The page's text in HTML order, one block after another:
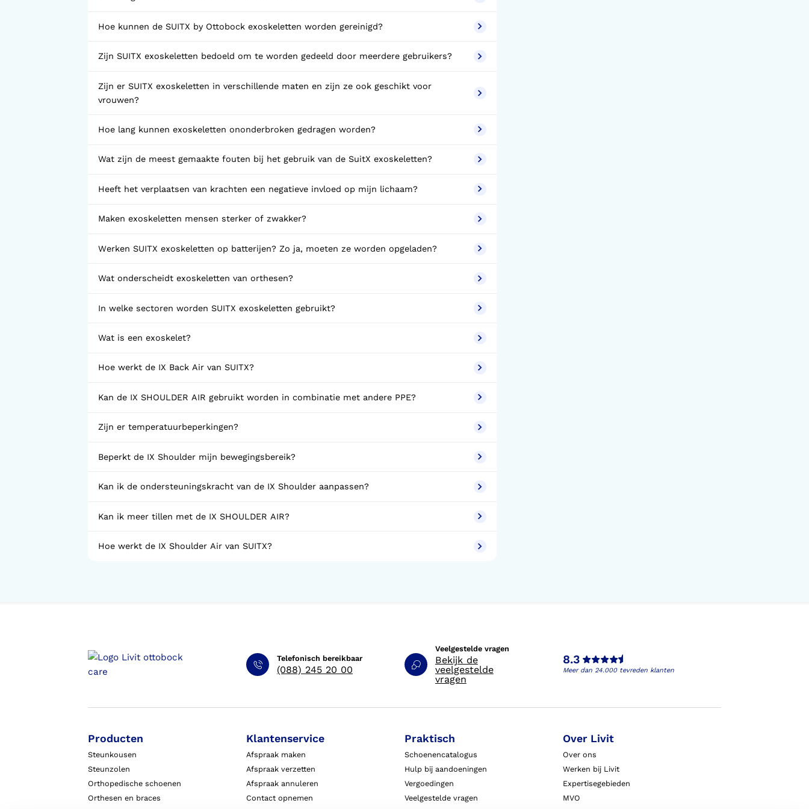
Hoe kunnen de SUITX by Ottobock exoskeletten worden gereinigd?
Zijn SUITX exoskeletten bedoeld om te worden gedeeld door meerdere gebruikers?
Zijn er SUITX exoskeletten in verschillende maten en zijn ze ook geschikt voor
vrouwen?
Hoe lang kunnen exoskeletten ononderbroken gedragen worden?
Wat zijn de meest gemaakte fouten bij het gebruik van de SuitX exoskeletten?
Heeft het verplaatsen van krachten een negatieve invloed op mijn lichaam?
Maken exoskeletten mensen sterker of zwakker?
Werken SUITX exoskeletten op batterijen? Zo ja, moeten ze worden opgeladen?
Wat onderscheidt exoskeletten van orthesen?
In welke sectoren worden SUITX exoskeletten gebruikt?
Wat is een exoskelet?
Hoe werkt de IX Back Air van SUITX?
Kan de IX SHOULDER AIR gebruikt worden in combinatie met andere PPE?
Zijn er temperatuurbeperkingen?
Beperkt de IX Shoulder mijn bewegingsbereik?
Kan ik de ondersteuningskracht van de IX Shoulder aanpassen?
Kan ik meer tillen met de IX SHOULDER AIR?
Hoe werkt de IX Shoulder Air van SUITX?
Telefonisch bereikbaar
(088) 245 20 00
Veelgestelde vragen
Bekijk de
veelgestelde
vragen
8.3
Meer dan 24.000 tevreden klanten
Producten
Steunkousen
Steunzolen
Orthopedische schoenen
Orthesen en braces
Klantenservice
Afspraak maken
Afspraak verzetten
Afspraak annuleren
Contact opnemen
Praktisch
Schoenencatalogus
Hulp bij aandoeningen
Vergoedingen
Veelgestelde vragen
Over Livit
Over ons
Werken bij Livit
Expertisegebieden
MVO